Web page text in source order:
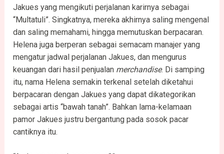
Jakues yang mengikuti perjalanan karirnya sebagai
“Multatuli”. Singkatnya, mereka akhirnya saling mengenal
dan saling memahami, hingga memutuskan berpacaran.
Helena juga berperan sebagai semacam manajer yang
mengatur jadwal perjalanan Jakues, dan mengurus
keuangan dari hasil penjualan merchandise. Di samping
itu, nama Helena semakin terkenal setelah diketahui
berpacaran dengan Jakues yang dapat dikategorikan
sebagai artis “bawah tanah”. Bahkan lama-kelamaan
pamor Jakues justru bergantung pada sosok pacar
cantiknya itu.